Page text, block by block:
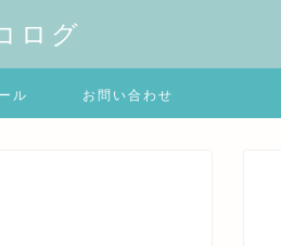
ログ
ル お問い合わせ